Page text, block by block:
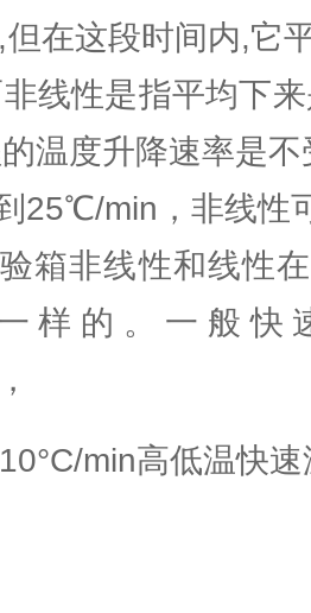
在这段时间内,它
线性是指平均下
温度升降速率是
25℃/min，非线性
箱非线性和线性
样的。一般快